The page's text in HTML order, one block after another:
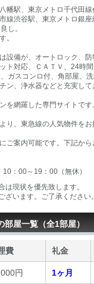
幡駅、東京メトロ千代田
線渋谷駅、東京メトロ銀
し。
。
設備が、オートロック、
ト対応、ＣＡＴＶ、24時
ガスコンロ付、角部屋、
ン、浄水器などと充実して
を網羅した専門サイトです
り、東急線の人気物件をお
ご案内可能です。下記から
：00～19：00（無休）
現状を優先致します。
います。ご了承ください。
屋一覧（全1部屋）
費 礼金
円 1ヶ月